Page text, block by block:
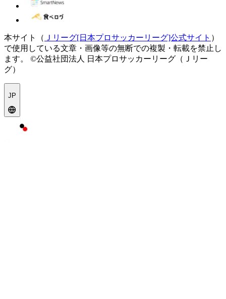
本サイト（ Ｊリーグ[日本プロサッカーリーグ]公式サイト ）
で使用している文章・画像等の無断での複製・転載を禁止し
ます。
©公益社団法人 日本プロサッカーリーグ（Ｊリー
グ）
JP